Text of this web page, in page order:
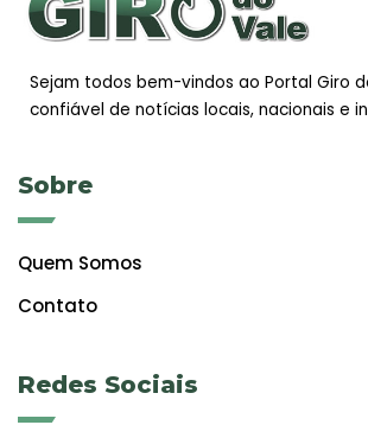
Sejam todos bem-vindos ao Portal Giro
confiável de notícias locais, nacionais e
Sobre
Quem Somos
Contato
Redes Sociais